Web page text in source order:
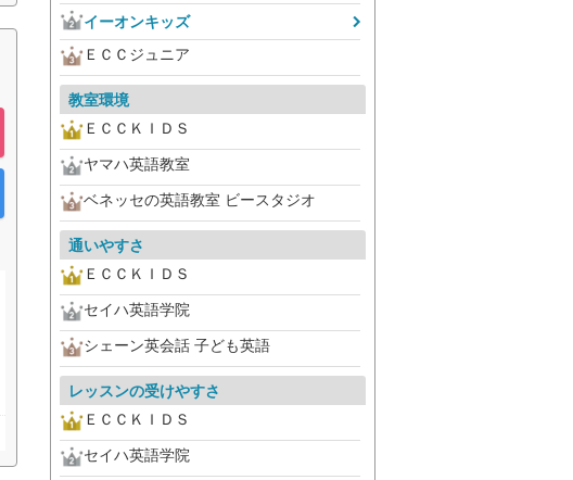
イーオンキッズ
ＥＣＣジュニア
教室環境
ＥＣＣＫＩＤＳ
ヤマハ英語教室
ベネッセの英語教室 ビースタジオ
通いやすさ
ＥＣＣＫＩＤＳ
セイハ英語学院
シェーン英会話 子ども英語
レッスンの受けやすさ
ＥＣＣＫＩＤＳ
セイハ英語学院